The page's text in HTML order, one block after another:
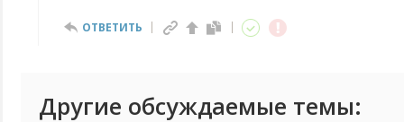
ОТВЕТИТЬ
Другие обсуждаемые темы: